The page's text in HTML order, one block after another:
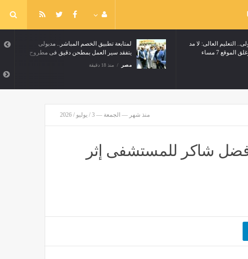
لمتابعة تطبيق الخصم المباشر.. مدبولى
يتفقد سير العمل بمطحن دقيق فى مطروح
مصر منذ 18 دقيقة
التعليم العالى: لا مد
7 مساء
منذ شهر — الجمعة — 3 / يوليو / 2026
فضل شاكر للمستشفى إثر